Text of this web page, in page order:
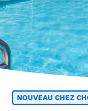
NOUVEAU CHEZ